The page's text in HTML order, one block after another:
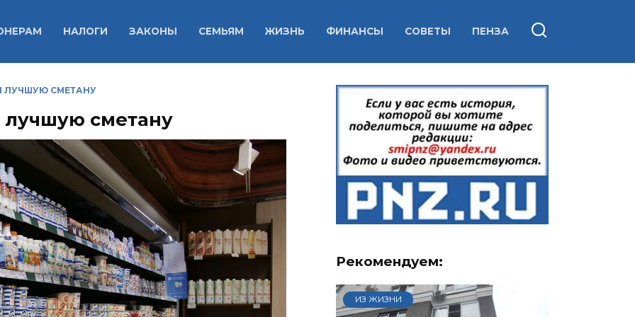
НАЛОГИ ЗАКОНЫ СЕМЬЯМ ЖИЗНЬ ФИНАНСЫ СОВЕТЫ ПЕНЗА
ЛУЧШУЮ СМЕТАНУ
лучшую сметану
Рекомендуем:
ИЗ ЖИЗНИ